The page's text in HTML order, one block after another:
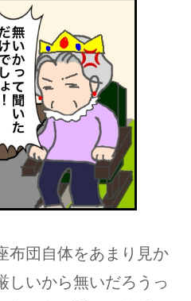
布団自体をあまり見か
しいから無いだろうっ